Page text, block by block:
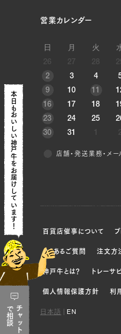
営業カレンダー
日 月 火
26
27 28
2
3 4
9
10 11
16
17 18
23
24 25
30
31 1 2
店舗・発送業務・メ
百貨店催事について
よくあるご質問 注文方
神戸牛とは？ トレーサ
個人情報保護方針 利
日本語 EN
本日も
おいしい神戸牛を
お届けしています！
チャット
で
相談